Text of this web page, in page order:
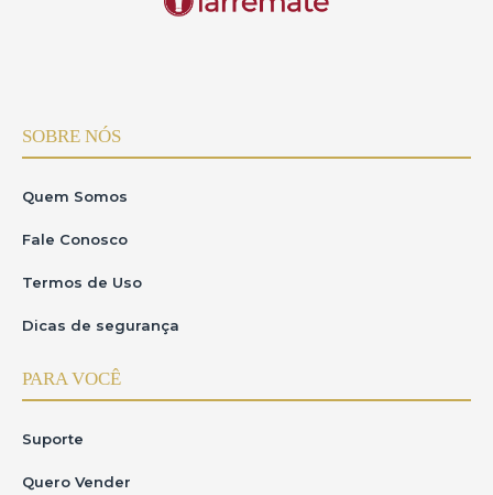
SOBRE NÓS
Quem Somos
Fale Conosco
Termos de Uso
Dicas de segurança
PARA VOCÊ
Suporte
Quero Vender